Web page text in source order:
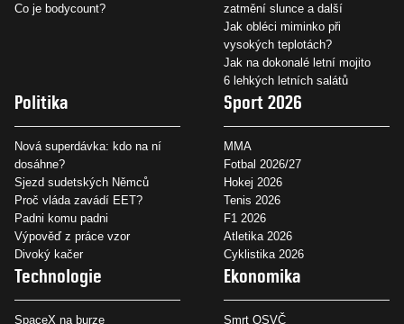
Co je bodycount?
zatmění slunce a další
Jak obléci miminko při
vysokých teplotách?
Jak na dokonalé letní mojito
6 lehkých letních salátů
Politika
Nová superdávka: kdo na ní
dosáhne?
Sjezd sudetských Němců
Proč vláda zavádí EET?
Padni komu padni
Výpověď z práce vzor
Divoký kačer
Sport 2026
MMA
Fotbal 2026/27
Hokej 2026
Tenis 2026
F1 2026
Atletika 2026
Cyklistika 2026
Technologie
SpaceX na burze
Ekonomika
Smrt OSVČ